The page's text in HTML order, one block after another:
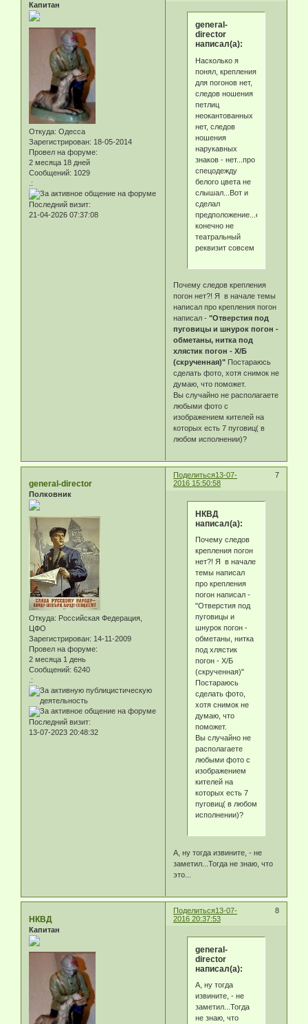
Капитан
Откуда: Одесса
Зарегистрирован: 18-05-2014
Провел на форуме:
2 месяца 18 дней
Сообщений: 1029
.:
Последний визит:
21-04-2026 07:37:08
general-
director
написал(а):
Насколько я
понял, крепления
для погонов нет,
следов ношения
петлиц
неокантованных
нет, следов
ношения
нарукавных
знаков - нет...про
спецодежду
белого цвета не
слышал...Вот и
сделал
предположение...если
конечно не
театральный
реквизит совсем
Почему следов крепления
погон нет?! Я в начале темы
написал про крепления погон
написал -"Отверстия под
пуговицы и шнурок погон -
обметаны, нитка под
хлястик погон - Х/Б
(скрученная)" Постараюсь
сделать фото, хотя снимок не
думаю, что поможет.
Вы случайно не располагаете
любыми фото с
изображением кителей на
которых есть 7 пуговиц( в
любом исполнении)?
Поделиться 7
13-07-
2016 15:50:58
general-director
Полковник
Откуда: Российская Федерация,
ЦФО
Зарегистрирован: 14-11-2009
Провел на форуме:
2 месяца 1 день
Сообщений: 6240
.:
Последний визит:
13-07-2023 20:48:32
НКВД
написал(а):
Почему следов
крепления погон
нет?! Я в начале
темы написал
про крепления
погон написал -
"Отверстия под
пуговицы и
шнурок погон -
обметаны, нитка
под хлястик
погон - Х/Б
(скрученная)"
Постараюсь
сделать фото,
хотя снимок не
думаю, что
поможет.
Вы случайно не
располагаете
любыми фото с
изображением
кителей на
которых есть 7
пуговиц( в любом
исполнении)?
А, ну тогда извините, - не
заметил...Тогда не знаю, что
это...
Поделиться 8
13-07-
2016 20:37:53
НКВД
Капитан
general-
director
написал(а):
А, ну тогда
извините, - не
заметил...Тогда
не знаю, что